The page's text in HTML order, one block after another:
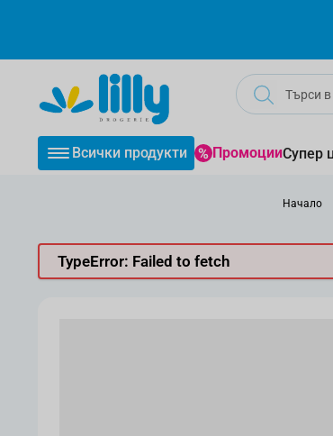
Всички продукти ПромоцииСупер
Начало
TypeError: Failed to fetch